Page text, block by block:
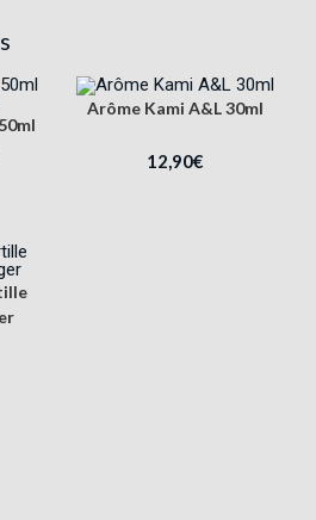
Arôme Kami A&L 30ml
12,90€